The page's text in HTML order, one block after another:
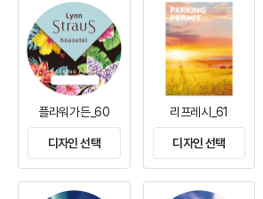
플라워가든_60
디자인 선택
리프레시_61
디자인 선택